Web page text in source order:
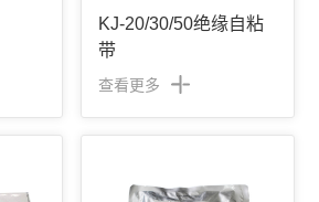
KJ-20/30/50绝缘自粘
带
查看更多